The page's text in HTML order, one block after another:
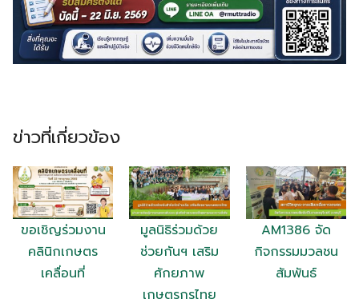
Search
for:
Search
ข่าวที่เกี่ยวข้อง
ขอเชิญร่วมงาน
คลินิกเกษตร
เคลื่อนที่
มูลนิธิร่วมด้วย
ช่วยกันฯ เสริม
ศักยภาพ
เกษตรกรไทย
AM1386 จัด
กิจกรรมมวลชน
สัมพันธ์